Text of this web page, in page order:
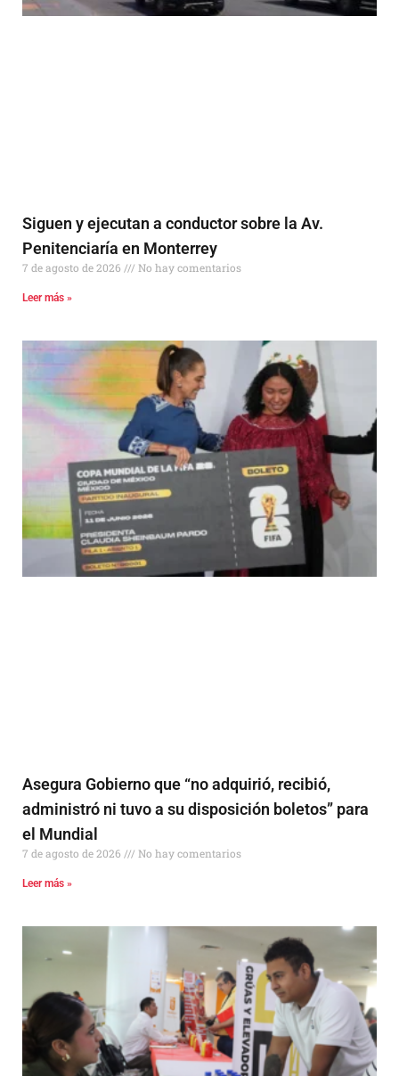
Siguen y ejecutan a conductor sobre la Av.
Penitenciaría en Monterrey
7 de agosto de 2026 No hay comentarios
Leer más »
Asegura Gobierno que “no adquirió, recibió,
administró ni tuvo a su disposición boletos” para
el Mundial
7 de agosto de 2026 No hay comentarios
Leer más »